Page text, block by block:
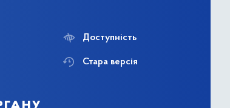
Доступність
Стара версія